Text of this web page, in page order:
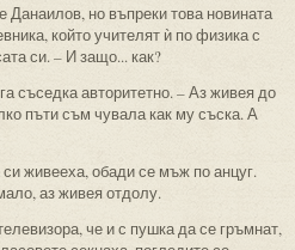
Данаилов, но въпреки това новината
който учителят ѝ по физика с
си. – И защо... как?
съседка авторитетно. – Аз живея до
пъти съм чувала как му съска. А
живееха, обади се мъж по анцуг.
аз живея отдолу.
че и с пушка да се гръмнат,